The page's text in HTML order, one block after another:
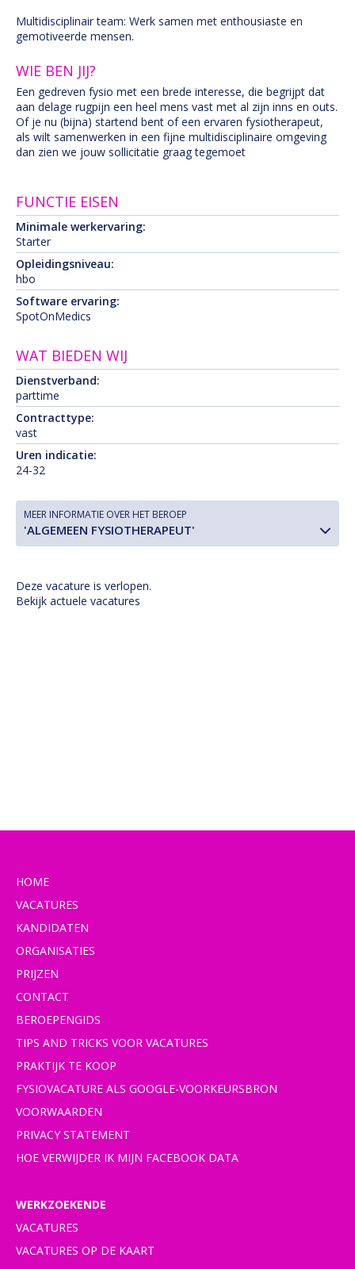
Multidisciplinair team: Werk samen met enthousiaste en
gemotiveerde mensen.
WIE BEN JIJ?
Een gedreven fysio met een brede interesse, die begrijpt dat
aan delage rugpijn een heel mens vast met al zijn inns en outs.
Of je nu (bijna) startend bent of een ervaren fysiotherapeut,
als wilt samenwerken in een fijne multidisciplinaire omgeving
dan zien we jouw sollicitatie graag tegemoet
FUNCTIE EISEN
Minimale werkervaring:
Starter
Opleidingsniveau:
hbo
Software ervaring:
SpotOnMedics
WAT BIEDEN WIJ
Dienstverband:
parttime
Contracttype:
vast
Uren indicatie:
24-32
MEER INFORMATIE OVER HET BEROEP
'ALGEMEEN FYSIOTHERAPEUT'
Deze vacature is verlopen.
Bekijk actuele vacatures
HOME
VACATURES
KANDIDATEN
ORGANISATIES
PRIJZEN
CONTACT
BEROEPENGIDS
TIPS AND TRICKS VOOR VACATURES
PRAKTIJK TE KOOP
FYSIOVACATURE ALS GOOGLE-VOORKEURSBRON
VOORWAARDEN
PRIVACY STATEMENT
HOE VERWIJDER IK MIJN FACEBOOK DATA
WERKZOEKENDE
VACATURES
VACATURES OP DE KAART